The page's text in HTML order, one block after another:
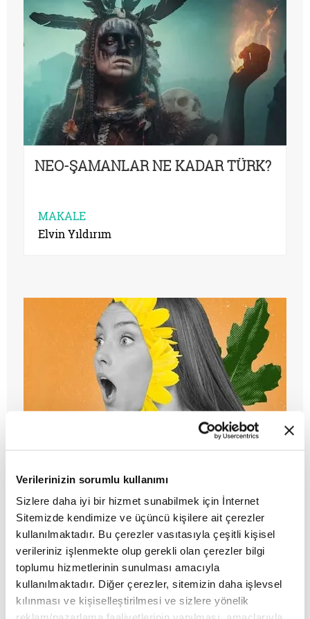
Verilerinizin sorumlu kullanımı
Sizlere daha iyi bir hizmet sunabilmek için İnternet
Sitemizde kendimize ve üçüncü kişilere ait çerezler
kullanılmaktadır. Bu çerezler vasıtasıyla çeşitli kişisel
verileriniz işlenmekte olup gerekli olan çerezler bilgi
toplumu hizmetlerinin sunulması amacıyla
kullanılmaktadır. Diğer çerezler, sitemizin daha işlevsel
kılınması ve kişiselleştirilmesi ve sizlere yönelik
NEO-ŞAMANLAR NE KADAR TÜRK?
MAKALE
Elvin Yıldırım
DAYANILMAZ CAZİBESİ
MAKALE
Eda Dikmen